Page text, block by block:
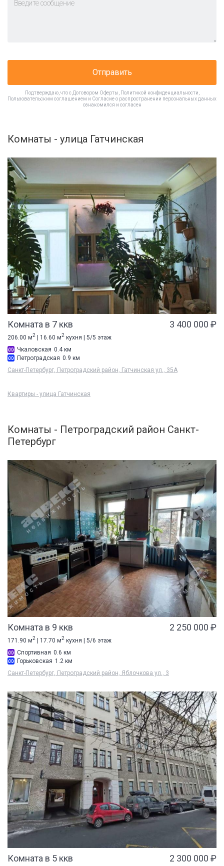
Отправить
Подтверждаю, что с Договором Оферты Политикой конфиденциальности
Пользовательским соглашением и Согласие о распространении персональных данных
ознакомился и согласен
Комнаты - улица Гатчинская
Комната в 7 ккв 3 400 000 ₽
206.00 м2 | 16.60 м2 кухня | 5/5 этаж
Чкаловская 0.4 км
Петроградская 0.9 км
Санкт-Петербург, Петроградский район, Гатчинская ул., 35А
Квартиры - улица Гатчинская
Комнаты - Петроградский район Санкт-
Петербург
Комната в 9 ккв 2 250 000 ₽
171.90 м2 | 17.70 м2 кухня | 5/6 этаж
Спортивная 0.6 км
Горьковская 1.2 км
Санкт-Петербург, Петроградский район, Яблочкова ул., 3
Комната в 5 ккв 2 300 000 ₽